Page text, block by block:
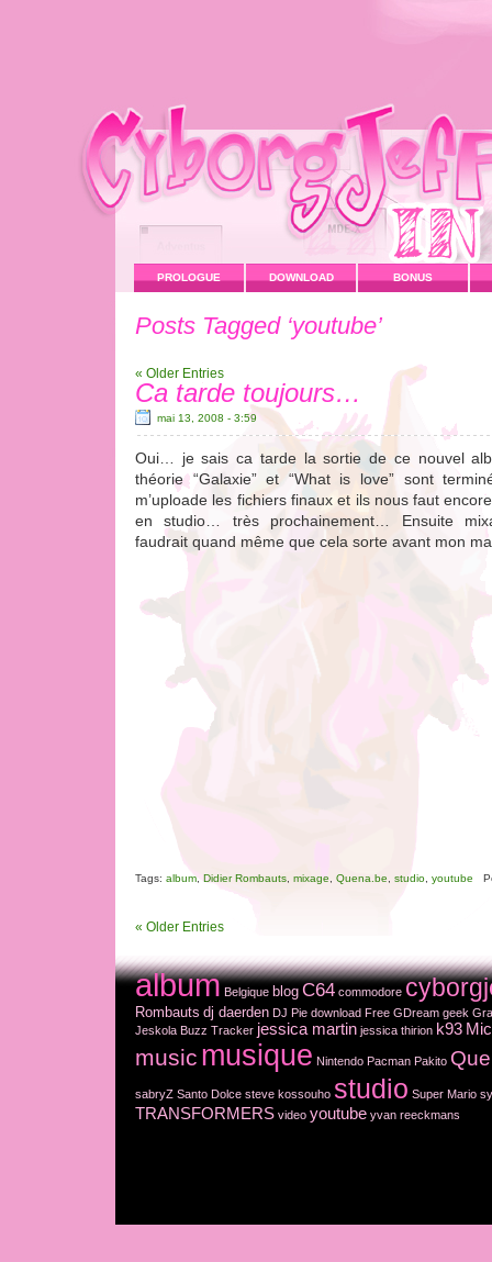
PROLOGUE DOWNLOAD BONUS
Posts Tagged ‘youtube’
« Older Entries
Ca tarde toujours…
mai 13, 2008 - 3:59
Oui… je sais ca tarde la sortie de ce nouvel
théorie “Galaxie” et “What is love” sont
m’uploade les fichiers finaux et ils nous faut
en studio… très prochainement… Ensuite
faudrait quand même que cela sorte avant mon
Tags: album Didier Rombauts mixage Quena.be studio youtube
« Older Entries
album Belgique blog C64 commodore
Rombauts dj daerden DJ Pie download Free GDream geek
Jeskola Buzz Tracker jessica martin jessica thirion k93
music musique Nintendo Pacman Pakito
sabryZ Santo Dolce steve kossouho studio Super Mario
TRANSFORMERS video youtube yvan reeckmans